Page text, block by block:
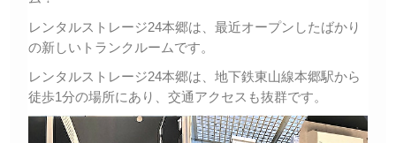
レンタルストレージ24本郷は、最近オープンしたばかり
の新しいトランクルームです。
レンタルストレージ24本郷は、地下鉄東山線本郷駅から
徒歩1分の場所にあり、交通アクセスも抜群です。